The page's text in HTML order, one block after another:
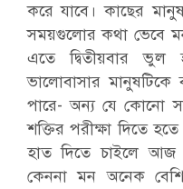
করে যাবে। কাছের
সময়গুলোর কথা ভেবে
এতে দ্বিতীয়বার ভুল
ভালোবাসার
পারে- অন্য যে কোনো
শক্তির পরীক্ষা দিতে
হাত দিতে চাইলে আজ
কেননা মন অনেক বেশি